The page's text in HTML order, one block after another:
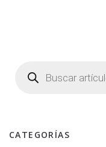
CATEGORÍAS